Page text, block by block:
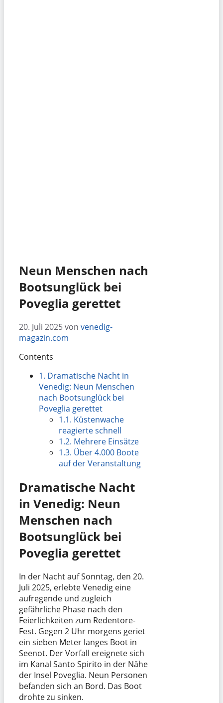
Neun Menschen nach
Bootsunglück bei
Poveglia gerettet
20. Juli 2025von venedig-
magazin.com
Contents
1. Dramatische Nacht in
Venedig: Neun Menschen
nach Bootsunglück bei
Poveglia gerettet
1.1. Küstenwache
reagierte schnell
1.2. Mehrere Einsätze
1.3. Über 4.000 Boote
auf der Veranstaltung
Dramatische Nacht
in Venedig: Neun
Menschen nach
Bootsunglück bei
Poveglia gerettet
In der Nacht auf Sonntag, den 20.
Juli 2025, erlebte Venedig eine
aufregende und zugleich
gefährliche Phase nach den
Feierlichkeiten zum Redentore-
Fest. Gegen 2 Uhr morgens geriet
ein sieben Meter langes Boot in
Seenot. Der Vorfall ereignete sich
im Kanal Santo Spirito in der Nähe
der Insel Poveglia. Neun Personen
befanden sich an Bord. Das Boot
drohte zu sinken.